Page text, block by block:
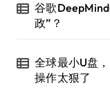
谷歌
政”？
全球最小U盘
操作太狠了